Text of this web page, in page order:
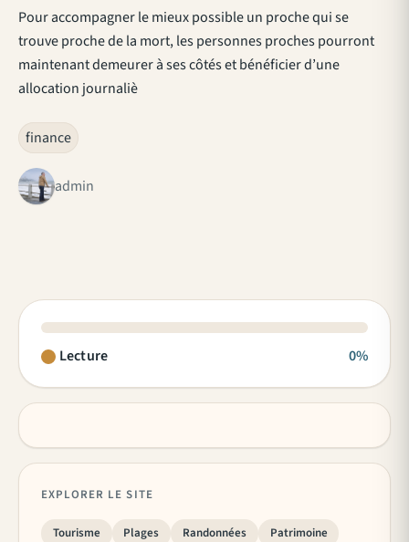
Pour accompagner le mieux possible un proche qui se
trouve proche de la mort, les personnes proches pourront
maintenant demeurer à ses côtés et bénéficier d’une
allocation journaliè
finance
admin
Lecture 0%
EXPLORER LE SITE
Tourisme Plages Randonnées
Patrimoine